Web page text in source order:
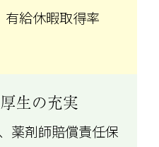
有給休暇取得率
生の充実
薬剤師賠償責任保